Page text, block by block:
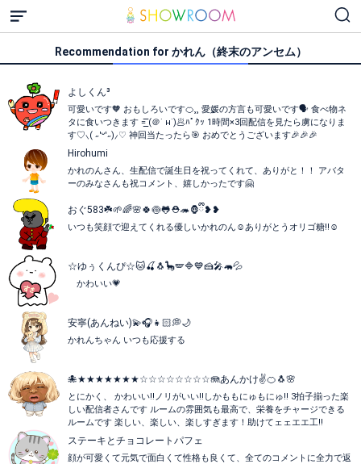
Recommendation for かれん（終末のアンセム）
よしくん³
可愛いです🧡 おもしろいです🍊⸒⸒ 愛媛の方言も可愛いです🗣 食べ物ネ
タに食いつきます =͟͟͞͞ (＠˙ н˙)🥟ﾊﾟｸｯ 1時間×3回配信を見たら虜になりま
す♡⸜( ˶'ᵕ'˶)⸝‪‪‎♡ 神回当たったら🎯 おめでとうございます🎉🎉🎉
Hirohumi
かれのんさん、生配信で誕生日を祝ってくれて、ありがと！！ アバタ
ーのみなさんも祝コメント、嬉しかったです🤗
おぐ583☘️🌱🌈🌸🍀︎🍥🐸⛑🦔🦍ྀི❥❥
いつも笑顔で迎えてくれる優しいかれのん☺️ありがとうオリゴ糖!!☺️
☆ゆぅくんぴ☆🐱🍒🐧🦕🪽🔷💙🍰🎤🦛💦
かわいい💗
安寧(あんねい)💫🎧👧🏻💭🌙
かれんちゃん いつも応援する
🐙★★★★★★★☆☆☆☆☆☆☆☆🪼あんかけ✌🍊🐧🌸
とにかく、 かわいい‼️ノリがいい‼️しかももにゅもにゅ‼️ 3拍子揃った楽
しい配信者さんです ルームの雰囲気も最高で、栄養をチャージできる
ルームです 楽しい、楽しい、楽しすぎます！助けてェェエエ工‼️
ステーキとチョコレートパフェ
顔が可愛くて元気で面白くて性格も良くて、全てのコメントに全力で返